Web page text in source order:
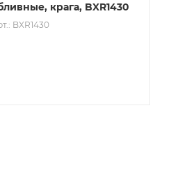
крага, BXR1430
BXR1430